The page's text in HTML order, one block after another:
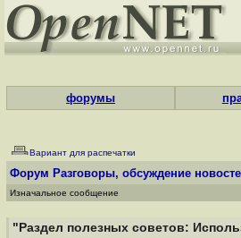
форумы
Вариант для распечатки
Форум Разговоры, обсуждение
Изначальное сообщение
"Раздел полезных советов: